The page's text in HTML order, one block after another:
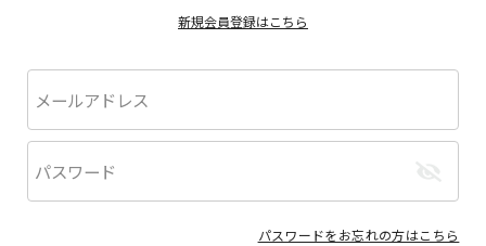
新規会員登録はこちら
パスワードをお忘れの方はこちら